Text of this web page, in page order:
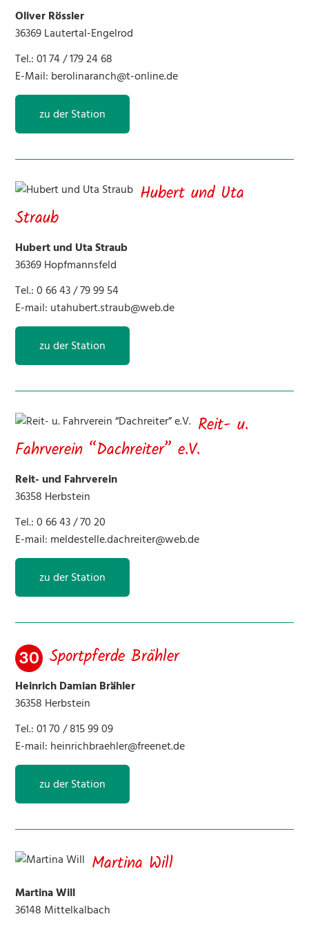
Oliver Rössler
36369 Lautertal-Engelrod
Tel.: 01 74 / 179 24 68
E-Mail: berolinaranch@t-online.de
zu der Station
Hubert und Uta
Straub
Hubert und Uta Straub
36369 Hopfmannsfeld
Tel.: 0 66 43 / 79 99 54
E-mail: utahubert.straub@web.de
zu der Station
Reit- u.
Fahrverein “Dachreiter” e.V.
Reit- und Fahrverein
36358 Herbstein
Tel.: 0 66 43 / 70 20
E-mail: meldestelle.dachreiter@web.de
zu der Station
Sportpferde Brähler
Heinrich Damian Brähler
36358 Herbstein
Tel.: 01 70 / 815 99 09
E-mail: heinrichbraehler@freenet.de
zu der Station
Martina Will
Martina Will
36148 Mittelkalbach